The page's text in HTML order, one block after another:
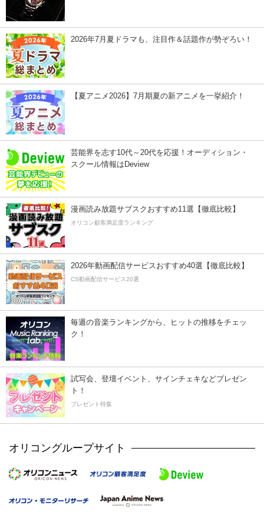
2026年7月夏ドラマも、注目作＆話題作が勢ぞろい！
【夏アニメ2026】7月期夏の新アニメを一挙紹介！
芸能界を志す10代～20代を応援！オーディション・
スクール情報はDeview
漫画読み放題サブスクおすすめ11選【徹底比較】
オリコン顧客満足度ランキング
2026年動画配信サービスおすすめ40選【徹底比較】
CS動画配信サービス20選
毎週の音楽ランキングから、ヒットの推移をチェッ
ク！
試写会、登壇イベント、サインチェキなどプレゼン
ト！
プレゼント特集
オリコングループサイト